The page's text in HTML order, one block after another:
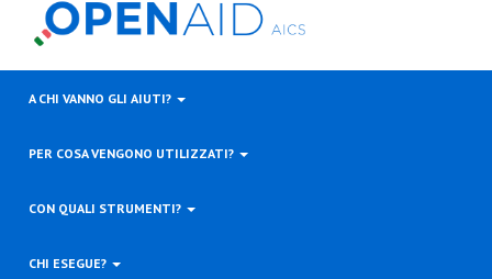
A CHI VANNO GLI AIUTI?
PER COSA VENGONO UTILIZZATI?
CON QUALI STRUMENTI?
CHI ESEGUE?